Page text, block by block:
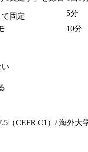
固定
5分
10分
（CEFR C1）/ 海外大